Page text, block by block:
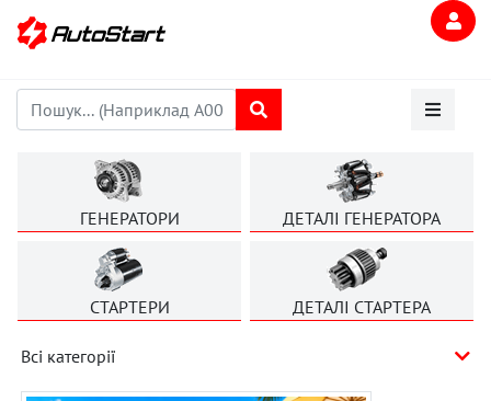
ГЕНЕРАТОРИ ДЕТАЛІ ГЕНЕРАТОРА
СТАРТЕРИ ДЕТАЛІ СТАРТЕРА
Всі категорії